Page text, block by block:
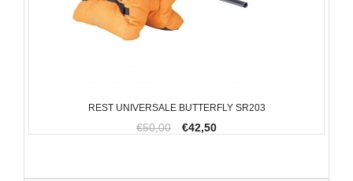
REST UNIVERSALE BUTTERFLY SR203
€50,00 €42,50